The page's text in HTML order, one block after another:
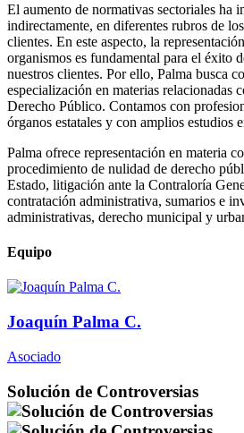
El aumento de normativas sectoriales ha
indirectamente, en diferentes rubros de
clientes. En este aspecto, la
organismos es fundamental para el éxito
nuestros clientes. Por ello, Palma busca
especialización en materias relacionadas
Derecho Público. Contamos con
órganos estatales y con amplios estudios
Palma ofrece representación en materia
procedimiento de nulidad de derecho
Estado, litigación ante la Contraloría
contratación administrativa, sumarios e
administrativas, derecho municipal y
Equipo
Joaquín Palma C.
Asociado
Solución de Controversias